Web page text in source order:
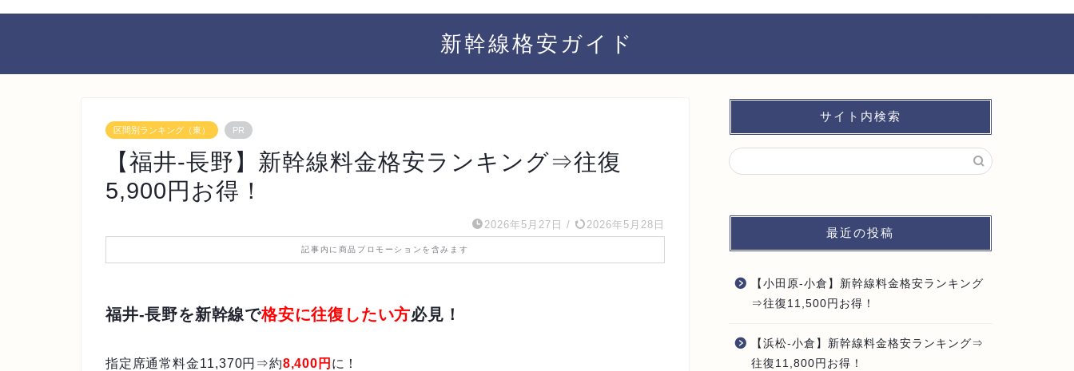
新幹線格安ガイド
区間別ランキング（東） PR
【福井-長野】新幹線料金格安ランキング⇒往復
5,900円お得！
2026年5月27日 / 2026年5月28日
記事内に商品プロモーションを含みます
福井-長野を新幹線で格安に往復したい方必見！
指定席通常料金11,370円⇒約8,400円 に！
サイト内検索
最近の投稿
【小田原-小倉】新幹線料金格安ランキング
⇒往復11,500円お得！
【浜松-小倉】新幹線料金格安ランキング⇒
往復11,800円お得！